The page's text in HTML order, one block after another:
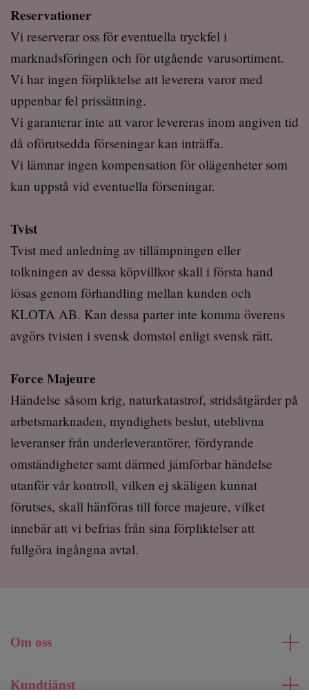
Reservationer
Vi reserverar oss för eventuella tryckfel i
marknadsföringen och för utgående varusortiment.
Vi har ingen förpliktelse att leverera varor med
uppenbar fel prissättning.
Vi garanterar inte att varor levereras inom angiven tid
då oförutsedda förseningar kan inträffa.
Vi lämnar ingen kompensation för olägenheter som
kan uppstå vid eventuella förseningar.
Tvist
Tvist med anledning av tillämpningen eller
tolkningen av dessa köpvillkor skall i första hand
lösas genom förhandling mellan kunden och
KLOTA AB. Kan dessa parter inte komma överens
avgörs tvisten i svensk domstol enligt svensk rätt.
Force Majeure
Händelse såsom krig, naturkatastrof, stridsåtgärder på
arbetsmarknaden, myndighets beslut, uteblivna
leveranser från underleverantörer, fördyrande
omständigheter samt därmed jämförbar händelse
utanför vår kontroll, vilken ej skäligen kunnat
förutses, skall hänföras till force majeure, vilket
innebär att vi befrias från sina förpliktelser att
fullgöra ingångna avtal.
Om oss
Kundtjänst